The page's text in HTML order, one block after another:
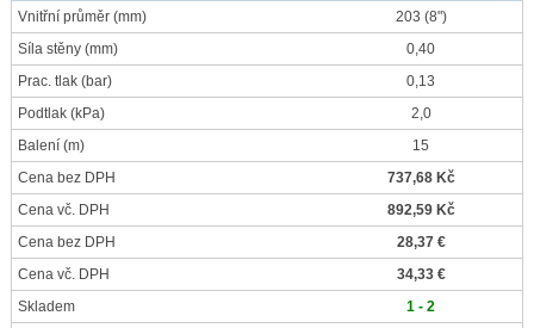
Vnitřní průměr (mm)
203 (8")
Síla stěny (mm)
0,40
Prac. tlak (bar)
0,13
Podtlak (kPa)
2,0
Balení (m)
15
Cena bez DPH
737,68 Kč
Cena vč. DPH
892,59 Kč
Cena bez DPH
28,37 €
Cena vč. DPH
34,33 €
Skladem
1 - 2